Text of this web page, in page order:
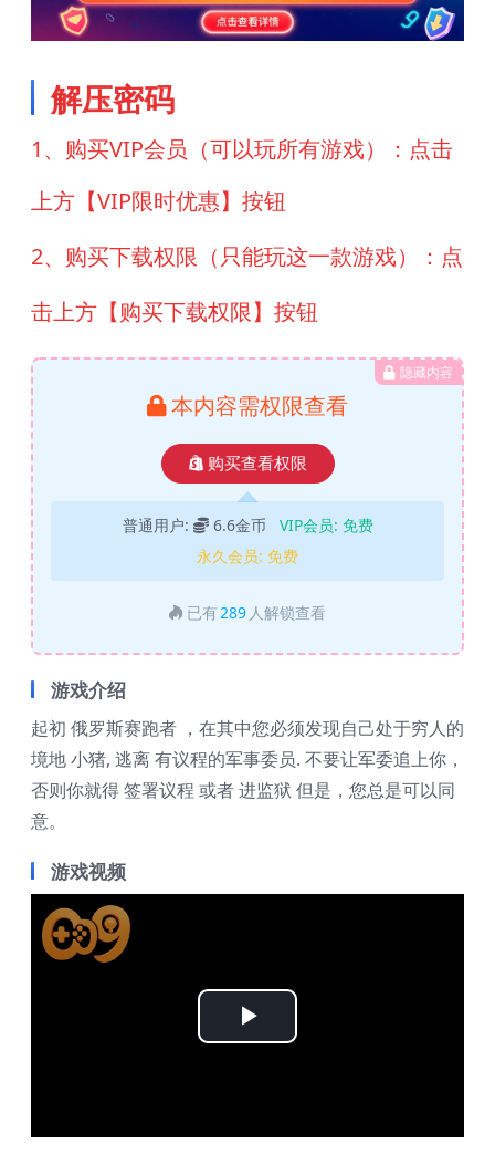
解压密码
1、购买VIP会员（可以玩所有游戏）：点击
上方【VIP限时优惠】按钮
2、购买下载权限（只能玩这一款游戏）：点
击上方【购买下载权限】按钮
隐藏内容
本内容需权限查看
购买查看权限
普通用户: 6.6金币 VIP会员: 免费
永久会员: 免费
已有289 人解锁查看
游戏介绍
起初 俄罗斯赛跑者 ，在其中您必须发现自己处于穷人的
境地 小猪, 逃离 有议程的军事委员. 不要让军委追上你，
否则你就得 签署议程 或者 进监狱 但是，您总是可以同
意。
游戏视频
Play